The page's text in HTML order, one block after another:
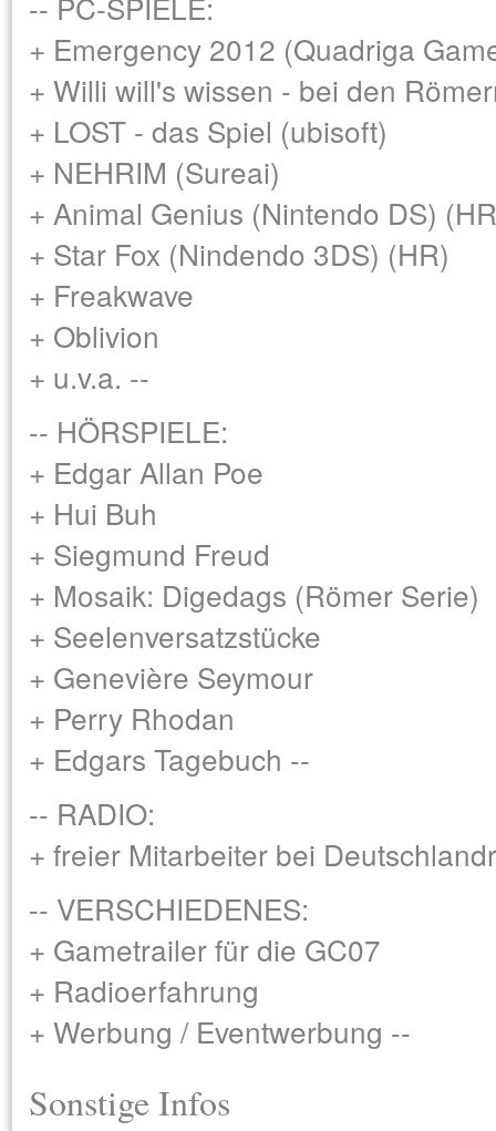
+ Emergency 2012 (Quadriga
+ Willi will's wissen - bei den
+ LOST - das Spiel (ubisoft)
+ NEHRIM (Sureai)
+ Animal Genius (Nintendo DS)
+ Star Fox (Nindendo 3DS) (HR)
+ Freakwave
+ Oblivion
+ u.v.a. --
-- HÖRSPIELE:
+ Edgar Allan Poe
+ Hui Buh
+ Siegmund Freud
+ Mosaik: Digedags (Römer Serie)
+ Seelenversatzstücke
+ Genevière Seymour
+ Perry Rhodan
+ Edgars Tagebuch --
-- RADIO:
+ freier Mitarbeiter bei
-- VERSCHIEDENES:
+ Gametrailer für die GC07
+ Radioerfahrung
+ Werbung / Eventwerbung --
Sonstige Infos